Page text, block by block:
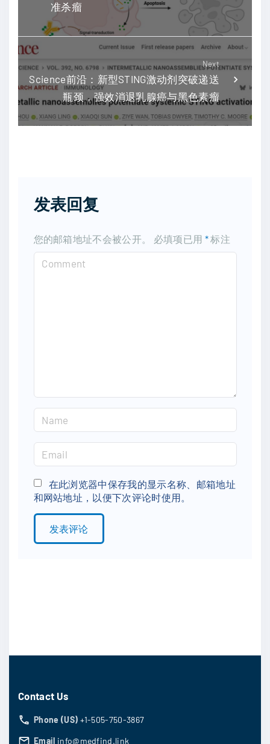
准杀瘤
Next
Science前沿：新型STING激动剂突破递送
瓶颈，强效消退乳腺癌与黑色素瘤
发表回复
您的邮箱地址不会被公开。 必填项已用 *标注
a
e
*
m
a
i
l
在此浏览器中保存我的显示名称、邮箱地址
和网站地址，以便下次评论时使用。
Contact Us
Phone (US) +1-505-750-3867
Email info@medfind.link